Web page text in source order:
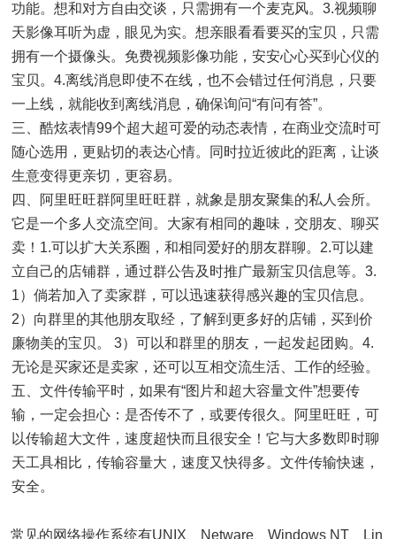
功能。想和对方自由交谈，只需拥有一个麦克风。3.视频聊
天影像耳听为虚，眼见为实。想亲眼看看要买的宝贝，只需
拥有一个摄像头。免费视频影像功能，安安心心买到心仪的
宝贝。4.离线消息即使不在线，也不会错过任何消息，只要
一上线，就能收到离线消息，确保询问“有问有答”。
三、酷炫表情99个超大超可爱的动态表情，在商业交流时可
随心选用，更贴切的表达心情。同时拉近彼此的距离，让谈
生意变得更亲切，更容易。
四、阿里旺旺群阿里旺旺群，就象是朋友聚集的私人会所。
它是一个多人交流空间。大家有相同的趣味，交朋友、聊买
卖！1.可以扩大关系圈，和相同爱好的朋友群聊。2.可以建
立自己的店铺群，通过群公告及时推广最新宝贝信息等。3.
1）倘若加入了卖家群，可以迅速获得感兴趣的宝贝信息。
2）向群里的其他朋友取经，了解到更多好的店铺，买到价
廉物美的宝贝。 3）可以和群里的朋友，一起发起团购。4.
无论是买家还是卖家，还可以互相交流生活、工作的经验。
五、文件传输平时，如果有“图片和超大容量文件”想要传
输，一定会担心：是否传不了，或要传很久。阿里旺旺，可
以传输超大文件，速度超快而且很安全！它与大多数即时聊
天工具相比，传输容量大，速度又快得多。文件传输快速，
安全。
常见的网络操作系统有UNIX、Netware、Windows NT、Lin